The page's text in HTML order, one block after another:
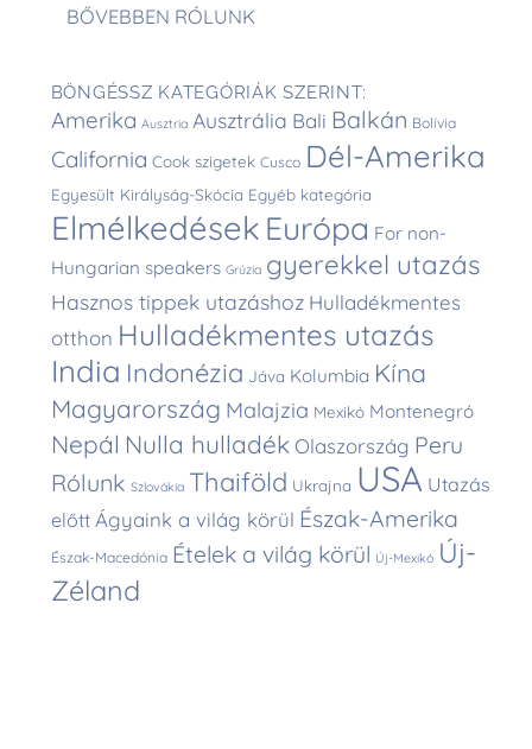
BŐVEBBEN RÓLUNK
BÖNGÉSSZ KATEGÓRIÁK SZERINT:
Amerika Ausztria Ausztrália Bali Balkán Bolívia
California Cook szigetek Cusco Dél-Amerika
Egyesült Királyság-Skócia Egyéb kategória
Elmélkedések Európa For non-
Hungarian speakers Grúzia gyerekkel utazás
Hasznos tippek utazáshoz Hulladékmentes
otthon Hulladékmentes utazás
India Indonézia Jáva Kolumbia Kína
Magyarország Malajzia Mexikó Montenegró
Nepál Nulla hulladék Olaszország Peru
Rólunk Szlovákia Thaiföld Ukrajna USA Utazás
előtt Ágyaink a világ körül Észak-Amerika
Észak-Macedónia Ételek a világ körül Új-Mexikó Új-
Zéland